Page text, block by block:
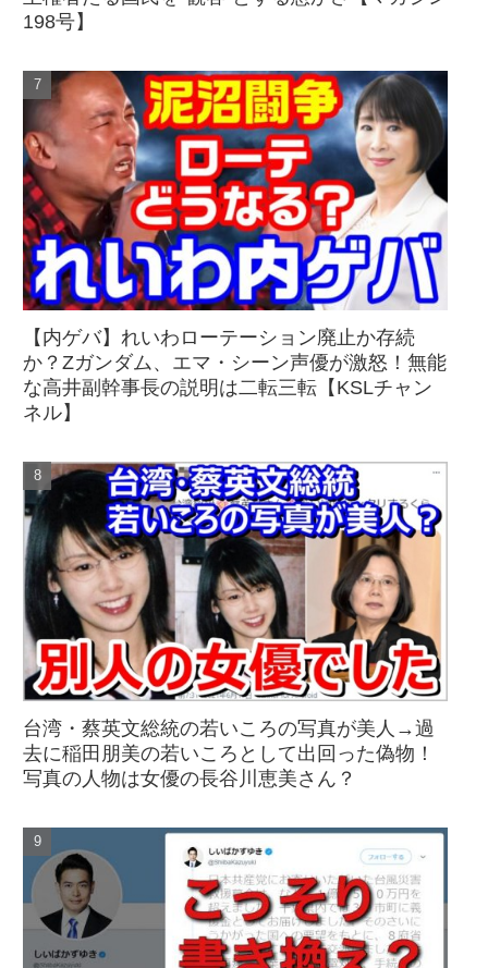
198号】
【内ゲバ】れいわローテーション廃止か存続
か？Zガンダム、エマ・シーン声優が激怒！無能
な高井副幹事長の説明は二転三転【KSLチャン
ネル】
台湾・蔡英文総統の若いころの写真が美人→過
去に稲田朋美の若いころとして出回った偽物！
写真の人物は女優の長谷川恵美さん？